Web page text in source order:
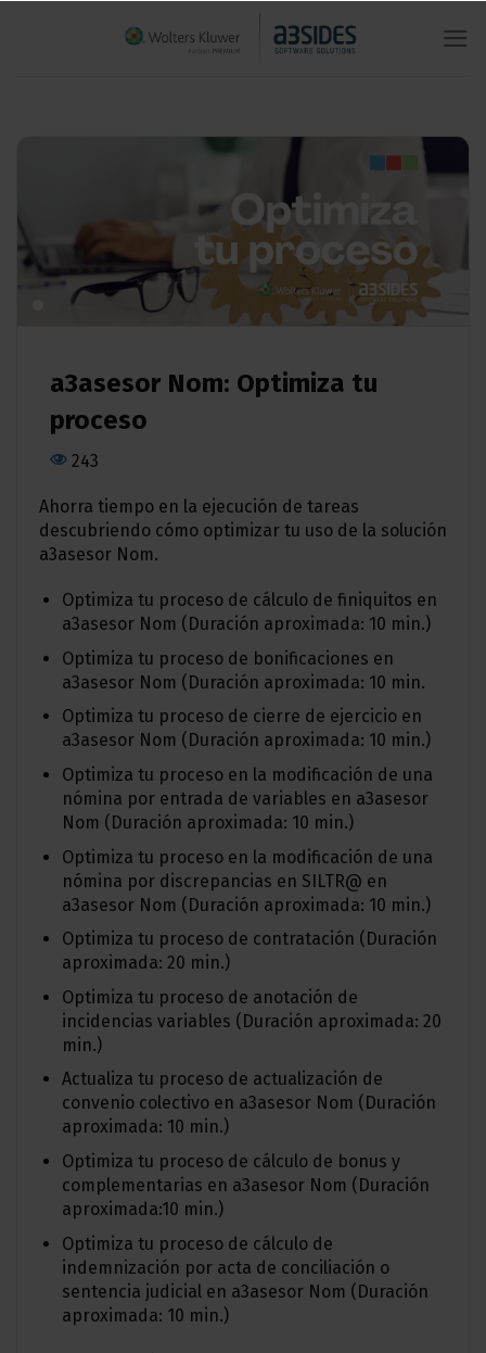
a3asesor Nom: Optimiza tu
proceso
243
Ahorra tiempo en la ejecución de tareas
descubriendo cómo optimizar tu uso de la solución
a3asesor Nom.
Optimiza tu proceso de cálculo de finiquitos en
a3asesor Nom (Duración aproximada: 10 min.)
Optimiza tu proceso de bonificaciones en
a3asesor Nom (Duración aproximada: 10 min.
Optimiza tu proceso de cierre de ejercicio en
a3asesor Nom (Duración aproximada: 10 min.)
Optimiza tu proceso en la modificación de una
nómina por entrada de variables en a3asesor
Nom (Duración aproximada: 10 min.)
Optimiza tu proceso en la modificación de una
nómina por discrepancias en SILTR@ en
a3asesor Nom (Duración aproximada: 10 min.)
Optimiza tu proceso de contratación (Duración
aproximada: 20 min.)
Optimiza tu proceso de anotación de
incidencias variables (Duración aproximada: 20
min.)
Actualiza tu proceso de actualización de
convenio colectivo en a3asesor Nom (Duración
aproximada: 10 min.)
Optimiza tu proceso de cálculo de bonus y
complementarias en a3asesor Nom (Duración
aproximada:10 min.)
Optimiza tu proceso de cálculo de
indemnización por acta de conciliación o
sentencia judicial en a3asesor Nom (Duración
aproximada: 10 min.)